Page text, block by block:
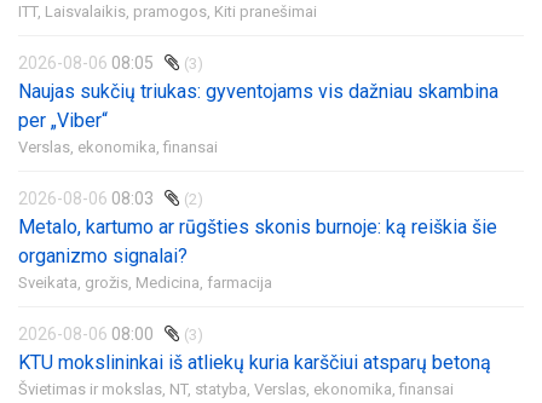
ITT, Laisvalaikis, pramogos, Kiti pranešimai
2026-08-06 08:05 (3)
Naujas sukčių triukas: gyventojams vis dažniau skambina
per „Viber“
Verslas, ekonomika, finansai
2026-08-06 08:03 (2)
Metalo, kartumo ar rūgšties skonis burnoje: ką reiškia šie
organizmo signalai?
Sveikata, grožis, Medicina, farmacija
2026-08-06 08:00 (3)
KTU mokslininkai iš atliekų kuria karščiui atsparų betoną
Švietimas ir mokslas, NT, statyba, Verslas, ekonomika, finansai